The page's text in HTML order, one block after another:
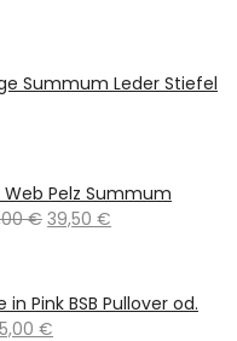
Summum Leder Stiefel
Summum
€ Ursprünglicher
79,00 €
39,50 €
39,50 €.
BSB Pullover od.
€